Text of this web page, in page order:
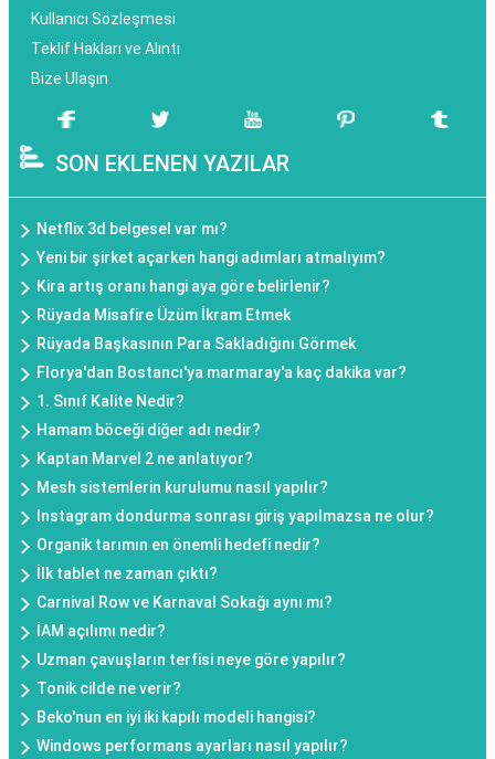
Kullanıcı Sözleşmesi
Teklif Hakları ve Alıntı
Bize Ulaşın
SON EKLENEN YAZILAR
Netflix 3d belgesel var mı?
Yeni bir şirket açarken hangi adımları atmalıyım?
Kira artış oranı hangi aya göre belirlenir?
Rüyada Misafire Üzüm İkram Etmek
Rüyada Başkasının Para Sakladığını Görmek
Florya'dan Bostancı'ya marmaray'a kaç dakika var?
1. Sınıf Kalite Nedir?
Hamam böceği diğer adı nedir?
Kaptan Marvel 2 ne anlatıyor?
Mesh sistemlerin kurulumu nasıl yapılır?
Instagram dondurma sonrası giriş yapılmazsa ne olur?
Organik tarımın en önemli hedefi nedir?
İlk tablet ne zaman çıktı?
Carnival Row ve Karnaval Sokağı aynı mı?
İAM açılımı nedir?
Uzman çavuşların terfisi neye göre yapılır?
Tonik cilde ne verir?
Beko'nun en iyi iki kapılı modeli hangisi?
Windows performans ayarları nasıl yapılır?